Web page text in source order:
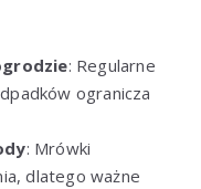
: Regularne
ogranicza
: Mrówki
dlatego ważne